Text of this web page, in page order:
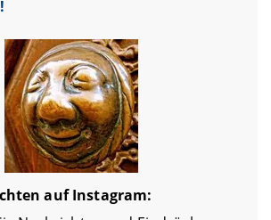
auf Instagram: